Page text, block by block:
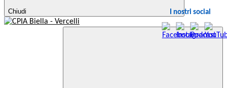
Chiudi I nostri social